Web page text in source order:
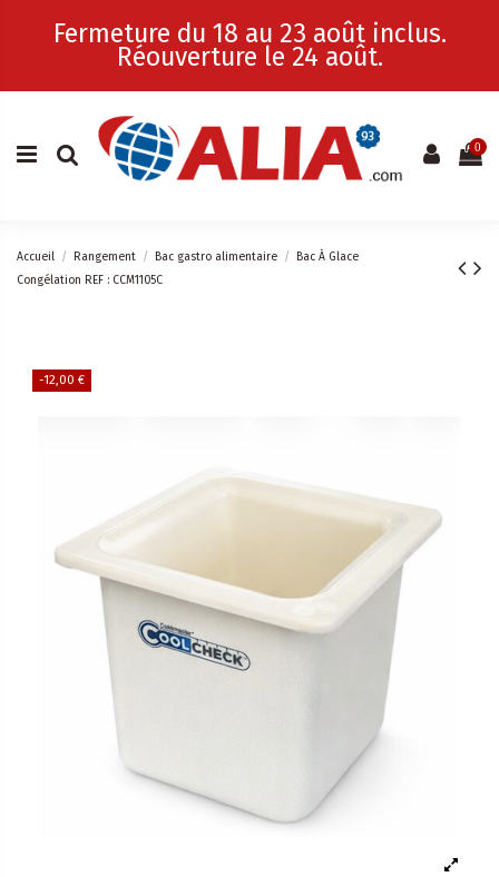
Fermeture du 18 au 23 août inclus.
Réouverture le 24 août.
0
Accueil Rangement Bac gastro alimentaire
Bac À Glace
Congélation REF : CCM1105C
-12,00 €